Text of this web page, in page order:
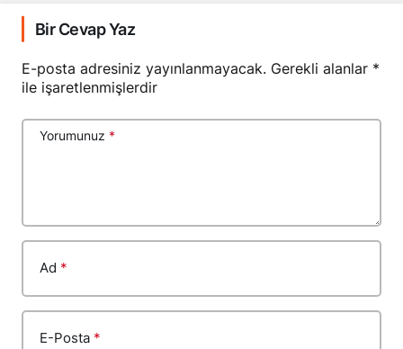
Bir Cevap Yaz
E-posta adresiniz yayınlanmayacak. Gerekli alanlar *
ile işaretlenmişlerdir
Yorumunuz *
Ad *
E-Posta *